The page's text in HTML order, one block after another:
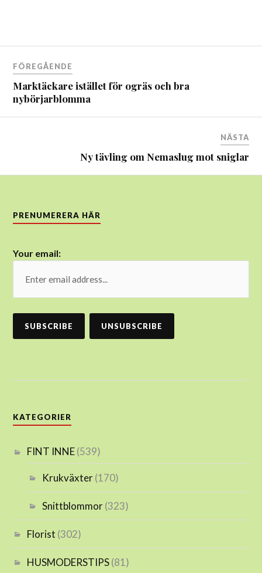
Inläggsnavigering
FÖREGÅENDE
Marktäckare istället för ogräs och bra
nybörjarblomma
NÄSTA
Ny tävling om Nemaslug mot sniglar
PRENUMERERA HÄR
Your email:
KATEGORIER
FINT INNE(539)
Krukväxter(170)
Snittblommor(323)
Florist (302)
HUSMODERSTIPS(81)